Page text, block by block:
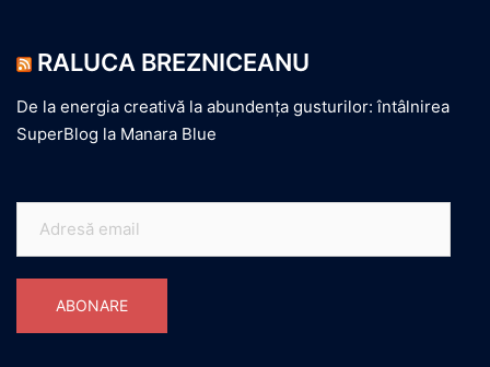
RALUCA BREZNICEANU
De la energia creativă la abundența gusturilor: întâlnirea
SuperBlog la Manara Blue
email
ABONARE